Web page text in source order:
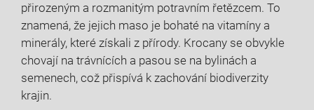
přirozeným a rozmanitým potravním řetězcem. To
znamená, že jejich maso je bohaté na vitamíny a
minerály, které získali z přírody. Krocany se obvykle
chovají na trávnících a pasou se na bylinách a
semenech, což přispívá k zachování biodiverzity
krajin.